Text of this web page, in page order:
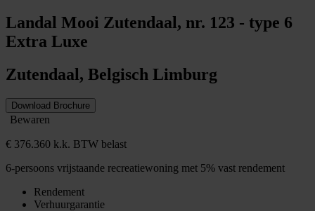
Landal Mooi Zutendaal, nr. 123 - type 6
Extra Luxe
Zutendaal, Belgisch Limburg
Download Brochure
Bewaren
€ 376.360 k.k. BTW belast
6-persoons vrijstaande recreatiewoning met 5% vast rendement
Rendement
Verhuurgarantie